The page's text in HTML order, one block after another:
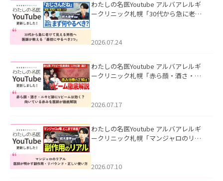
わたしの名医Youtube アルバアレルギ
ークリニック札幌「30代から急に老け
た。
2026.07.24
わたしの名医Youtube アルバアレルギ
ークリニック札幌「赤ら顔・酒さ・ニ
した。
2026.07.17
わたしの名医Youtube アルバアレルギ
ークリニック札幌「マンジャロのリア
た。
2026.07.10